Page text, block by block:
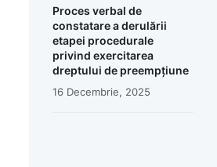
Proces verbal de
constatare a derulării
etapei procedurale
privind exercitarea
dreptului de preempțiune
16 Decembrie, 2025